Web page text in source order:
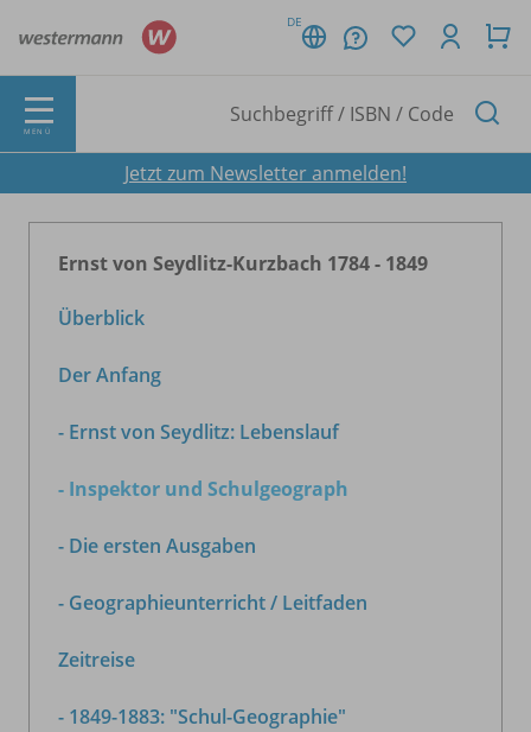
DE
MENÜ
Jetzt zum Newsletter anmelden!
Ernst von Seydlitz-Kurzbach 1784 - 1849
Überblick
Der Anfang
- Ernst von Seydlitz: Lebenslauf
- Inspektor und Schulgeograph
- Die ersten Ausgaben
- Geographieunterricht / Leitfaden
Zeitreise
- 1849-1883: "Schul-Geographie"